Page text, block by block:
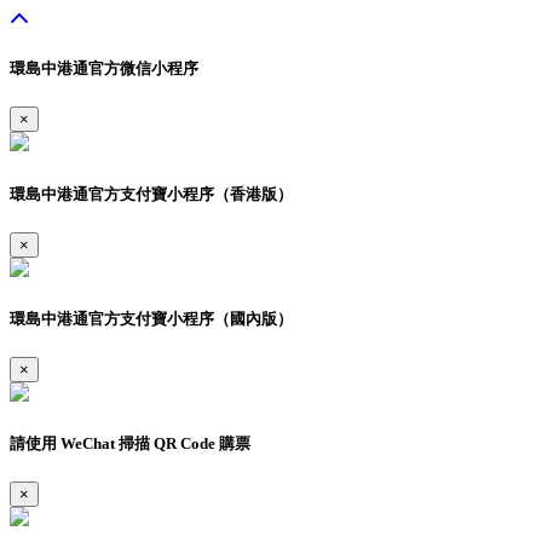
環島中港通官方微信小程序
×
環島中港通官方支付寶小程序（香港版）
×
環島中港通官方支付寶小程序（國內版）
×
請使用 WeChat 掃描 QR Code 購票
×